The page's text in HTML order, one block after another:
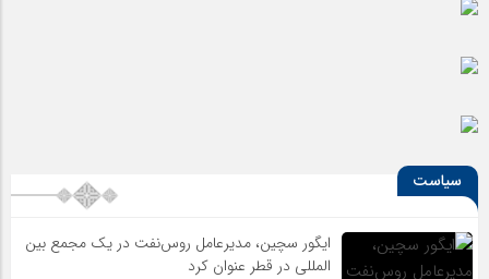
سیاست
ایگور سچین، مدیرعامل روس‌نفت در یک مجمع بین
المللی در قطر عنوان کرد